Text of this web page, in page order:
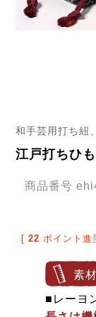
和手芸用打ち紐
江戸打ちひ
商品番号
[ 22 ポイント進
素
■レーヨ